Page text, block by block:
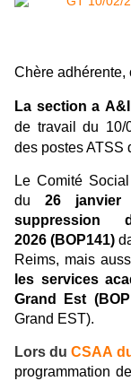
Chère adhérente,
La section a
de travail du 10/
des postes ATSS
Le Comité
du 26 janvier
2026 (BOP141)
Reims, mais
les services
Grand Est
Grand EST).
Lors du CSAA
programmation